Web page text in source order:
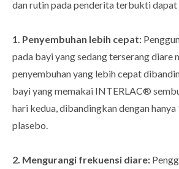
dan rutin pada penderita terbukti dapat
1. Penyembuhan lebih cepat:
pada bayi yang sedang terserang diare
penyembuhan yang lebih cepat
bayi yang memakai INTERLAC®
hari kedua, dibandingkan dengan hanya
plasebo.
2. Mengurangi frekuensi diare: